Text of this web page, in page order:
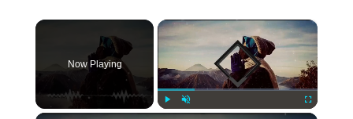
×
Play Unmute Fullscreen
Now Playing